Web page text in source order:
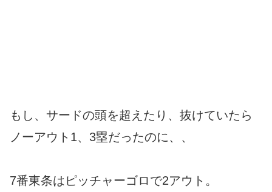
もし、サードの頭を超えたり、抜けていたら
ノーアウト1、3塁だったのに、、
7番東条はピッチャーゴロで2アウト。